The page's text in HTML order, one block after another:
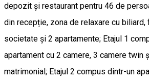
depozit și restaurant pentru 46 de
din recepție, zona de relaxare cu
societate și 2 apartamente; Etajul 1
apartament cu 2 camere, 3 camere twin
matrimonial; Etajul 2 compus dintr-un